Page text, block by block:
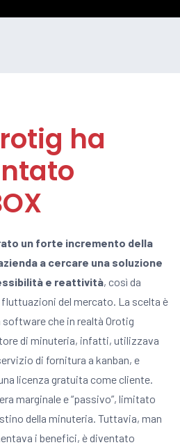
ha
un forte incremento della
a cercare una soluzione
e reattività, così da
del mercato. La scelta è
software che in realtà Orotig
di minuteria, infatti, utilizzava
di fornitura a kanban, e
licenza gratuita come cliente.
marginale e “passivo”, limitato
della minuteria. Tuttavia, man
i benefici, è diventato